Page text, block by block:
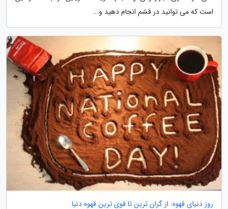
است که می توانید در قشم انجام دهید و...
روز دنیای قهوه: از گران ترین تا قوی ترین قهوه دنیا